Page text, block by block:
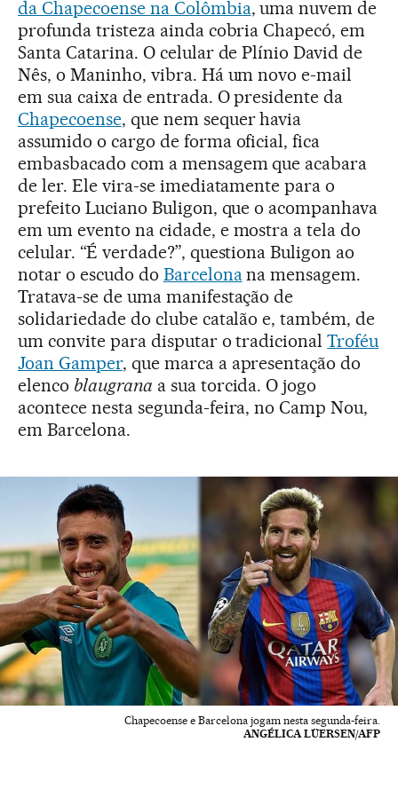
da Chapecoense na Colômbia, uma nuvem de
profunda tristeza ainda cobria Chapecó, em
Santa Catarina. O celular de Plínio David de
Nês, o Maninho, vibra. Há um novo e-mail
em sua caixa de entrada. O presidente da
Chapecoense, que nem sequer havia
assumido o cargo de forma oficial, fica
embasbacado com a mensagem que acabara
de ler. Ele vira-se imediatamente para o
prefeito Luciano Buligon, que o acompanhava
em um evento na cidade, e mostra a tela do
celular. “É verdade?”, questiona Buligon ao
notar o escudo do Barcelonana mensagem.
Tratava-se de uma manifestação de
solidariedade do clube catalão e, também, de
um convite para disputar o tradicionalTroféu
Joan Gamper, que marca a apresentação do
elenco blaugrana a sua torcida. O jogo
acontece nesta segunda-feira, no Camp Nou,
em Barcelona.
Chapecoense e Barcelona jogam nesta segunda-feira.
ANGÉLICA LÜERSEN/AFP